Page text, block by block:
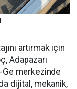
artırmak için
Adapazarı
Ge mer­kezinde
dijital, mekanik,